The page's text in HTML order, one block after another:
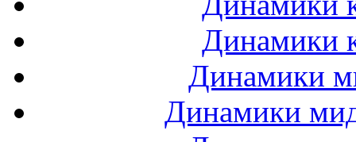
Динамики
Динамики
Динамики